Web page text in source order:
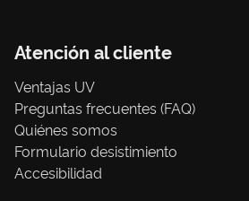
Atención al cliente
Ventajas UV
Preguntas frecuentes (FAQ)
Quiénes somos
Formulario desistimiento
Accesibilidad